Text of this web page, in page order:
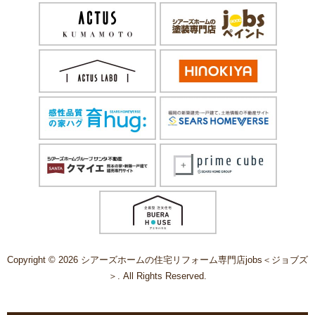
Copyright © 2026 シアーズホームの住宅リフォーム専門店jobs＜ジョブズ
＞. All Rights Reserved.